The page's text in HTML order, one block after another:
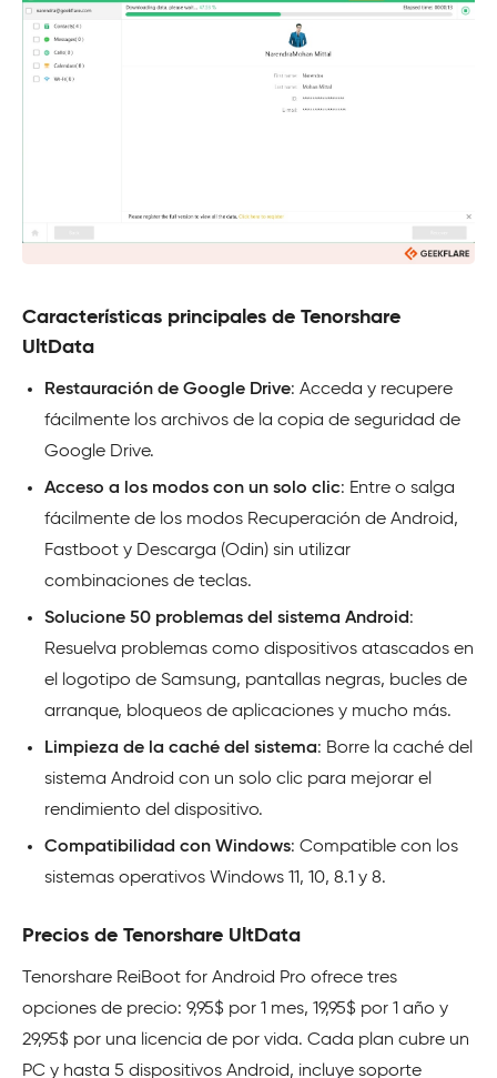
Características principales de Tenorshare
UltData
Restauración de Google Drive: Acceda y recupere
fácilmente los archivos de la copia de seguridad de
Google Drive.
Acceso a los modos con un solo clic: Entre o salga
fácilmente de los modos Recuperación de Android,
Fastboot y Descarga (Odin) sin utilizar
combinaciones de teclas.
Solucione 50 problemas del sistema Android:
Resuelva problemas como dispositivos atascados en
el logotipo de Samsung, pantallas negras, bucles de
arranque, bloqueos de aplicaciones y mucho más.
Limpieza de la caché del sistema: Borre la caché del
sistema Android con un solo clic para mejorar el
rendimiento del dispositivo.
Compatibilidad con Windows: Compatible con los
sistemas operativos Windows 11, 10, 8.1 y 8.
Precios de Tenorshare UltData
Tenorshare ReiBoot for Android Pro ofrece tres
opciones de precio: 9,95$ por 1 mes, 19,95$ por 1 año y
29,95$ por una licencia de por vida. Cada plan cubre un
PC y hasta 5 dispositivos Android, incluye soporte